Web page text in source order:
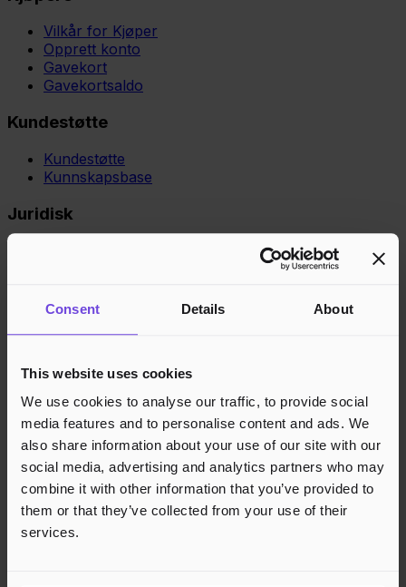
Consent Details About
This website uses cookies
We use cookies to analyse our traffic, to provide social
media features and to personalise content and ads. We
also share information about your use of our site with our
social media, advertising and analytics partners who may
combine it with other information that you’ve provided to
them or that they’ve collected from your use of their
services.
Vilkår for Kjøper
Opprett konto
Gavekort
Gavekortsaldo
Kundestøtte
Kundestøtte
Kunnskapsbase
Juridisk
Region
Norge Sverige
Global
Språk Norsk Dansk Svenska Deutsch Français
Rask og sikker betalingsbehandling